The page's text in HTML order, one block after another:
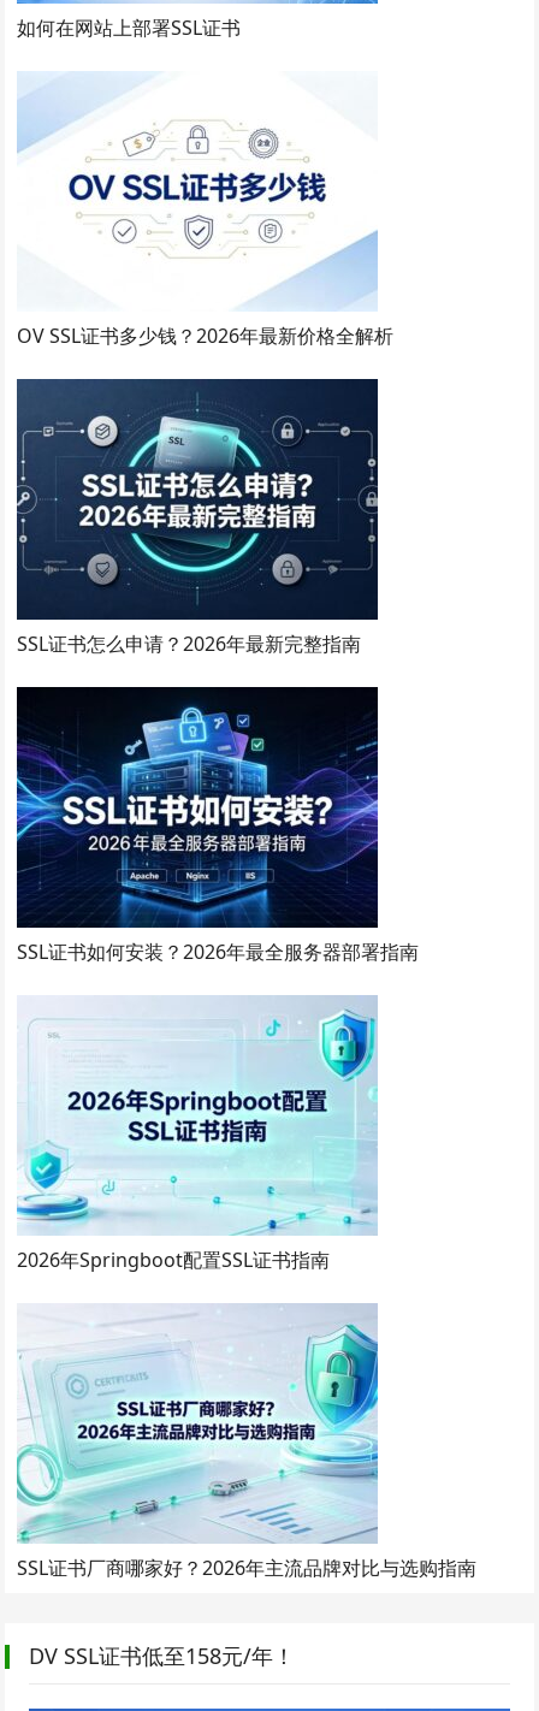
如何在网站上部署SSL证书
OV SSL证书多少钱？2026年最新价格全解析
SSL证书怎么申请？2026年最新完整指南
SSL证书如何安装？2026年最全服务器部署指南
2026年Springboot配置SSL证书指南
SSL证书厂商哪家好？2026年主流品牌对比与选购指南
DV SSL证书低至158元/年！